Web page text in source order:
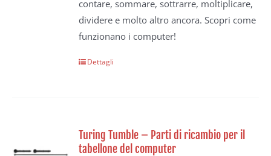
contare, sommare, sottrarre, moltiplicare,
dividere e molto altro ancora. Scopri come
funzionano i computer!
Dettagli
Turing Tumble – Parti di ricambio per il
tabellone del computer